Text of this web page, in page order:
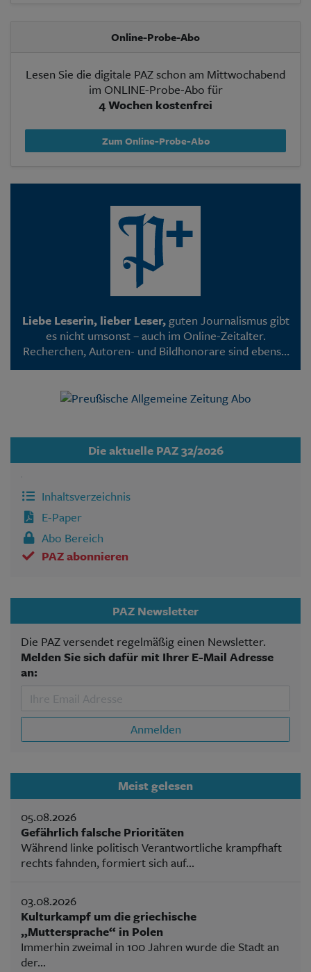
Online-Probe-Abo
Lesen Sie die digitale PAZ schon am Mittwochabend
im ONLINE-Probe-Abo für
4 Wochen kostenfrei
Zum Online-Probe-Abo
Liebe Leserin, lieber Leser,guten Journalismus gibt
es nicht umsonst – auch im Online-Zeitalter.
Recherchen, Autoren- und Bildhonorare sind ebenso
mit Kosten verbunden wie die Programmierung
wie inzwischen bei den meisten Medien – nur noch
Die aktuelle PAZ 32/2026
Inhaltsverzeichnis
E-Paper
Abo Bereich
PAZ abonnieren
PAZ Newsletter
Die PAZ versendet regelmäßig einen Newsletter.
Melden Sie sich dafür mit Ihrer E-Mail Adresse
an:
Anmelden
Meist gelesen
05.08.2026
Gefährlich falsche Prioritäten
Während linke politisch Verantwortliche krampfhaft
rechts fahnden, formiert sich auf...
03.08.2026
Kulturkampf um die griechische
„Muttersprache“ in Polen
Immerhin zweimal in 100 Jahren wurde die Stadt an
der...